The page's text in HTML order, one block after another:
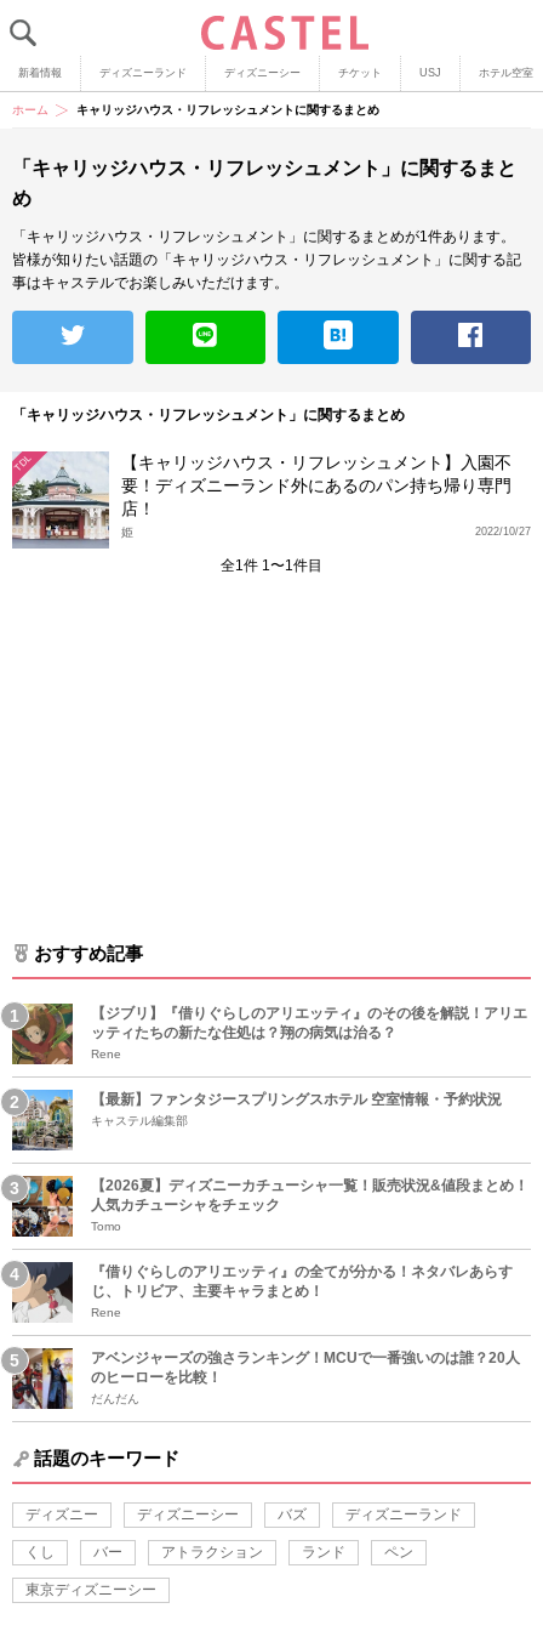
新着情報 ディズニーランド ディズニーシー チケット USJ ホテル空室
ホーム キャリッジハウス・リフレッシュメントに関するまとめ
「キャリッジハウス・リフレッシュメント」に関するまと
め
「キャリッジハウス・リフレッシュメント」に関するまとめが1件あります。
皆様が知りたい話題の「キャリッジハウス・リフレッシュメント」に関する記
事はキャステルでお楽しみいただけます。
「キャリッジハウス・リフレッシュメント」に関するまとめ
TDL
【キャリッジハウス・リフレッシュメント】入園不
要！ディズニーランド外にあるのパン持ち帰り専門
店！
2022/10/27
姫
全1件 1〜1件目
おすすめ記事
【ジブリ】『借りぐらしのアリエッティ』のその後を解説！アリエ
ッティたちの新たな住処は？翔の病気は治る？
Rene
【最新】ファンタジースプリングスホテル 空室情報・予約状況
キャステル編集部
【2026夏】ディズニーカチューシャ一覧！販売状況&値段まとめ！
人気カチューシャをチェック
Tomo
『借りぐらしのアリエッティ』の全てが分かる！ネタバレあらす
じ、トリビア、主要キャラまとめ！
Rene
アベンジャーズの強さランキング！MCUで一番強いのは誰？20人
のヒーローを比較！
だんだん
話題のキーワード
ディズニー ディズニーシー バズ ディズニーランド
くし バー アトラクション ランド ペン
東京ディズニーシー